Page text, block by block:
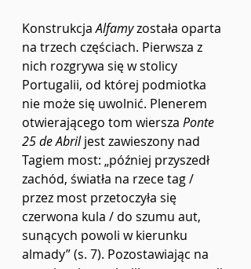
Konstrukcja Alfamy została oparta
na trzech częściach. Pierwsza z
nich rozgrywa się w stolicy
Portugalii, od której podmiotka
nie może się uwolnić. Plenerem
otwierającego tom wiersza Ponte
25 de Abril jest zawieszony nad
Tagiem most: „później przyszedł
zachód, światła na rzece tag /
przez most przetoczyła się
czerwona kula / do szumu aut,
sunących powoli w kierunku
almady” (s. 7). Pozostawiając na